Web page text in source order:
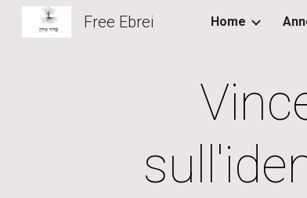
Free Ebrei Home